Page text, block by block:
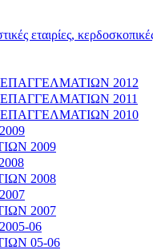
εταιρίες,
2012
2011
2010
2009
2008
2007
06
05-06